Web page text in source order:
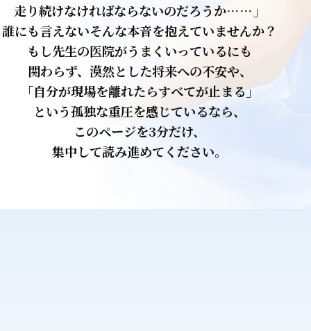
走り続けなければならないのだろうか……」
誰にも言えないそんな本音を抱えていませんか？
もし先生の医院がうまくいっているにも
関わらず、漠然とした将来への不安や、
「自分が現場を離れたらすべてが止まる」
という孤独な重圧を感じているなら、
このページを3分だけ、
集中して読み進めてください。